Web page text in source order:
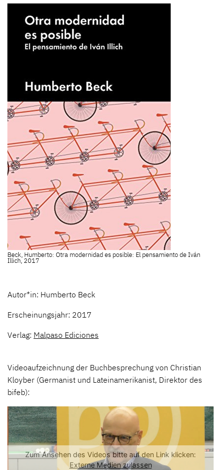
Beck, Humberto: Otra modernidad es posible: El pensamiento de Iván
Illich, 2017
Autor*in: Humberto Beck
Erscheinungsjahr: 2017
Verlag: Malpaso Ediciones
Videoaufzeichnung der Buchbesprechung von Christian
Kloyber (Germanist und Lateinamerikanist, Direktor des
bifeb):